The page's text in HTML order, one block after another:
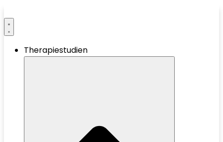
Therapiestudien